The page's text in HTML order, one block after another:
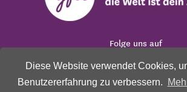
Diese Website verwendet Cookies,
Benutzererfahrung zu verbessern.
Folge uns auf